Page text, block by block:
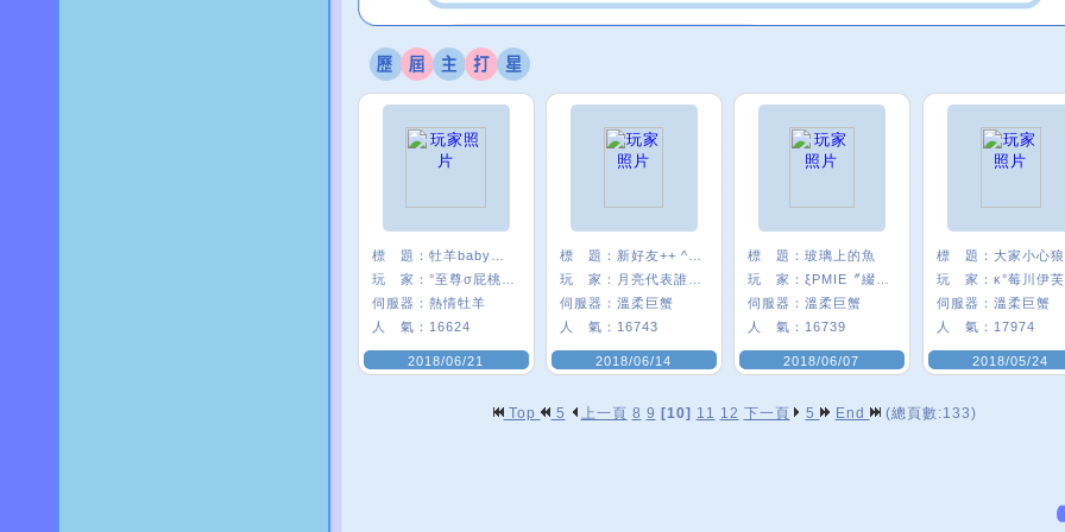
標 題：
玩 家：
伺服器： 熱情牡羊
人 氣： 16624
2018/06/21
標 題：
玩 家：
伺服器： 溫柔巨蟹
人 氣： 16743
2018/06/14
標 題： 玻璃上的魚
玩 家：
伺服器： 溫柔巨蟹
人 氣： 16739
2018/06/07
標 題：
玩 家： κ°莓川伊
伺服器： 溫柔巨蟹
人 氣： 17974
2018/05/24
Top 5 上一頁 8 9 [10] 11 12 下一頁 5 End (總頁數:133)